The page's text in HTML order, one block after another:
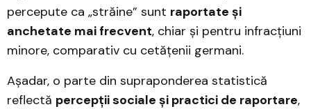
percepute ca „străine” sunt raportate și
anchetate mai frecvent, chiar și pentru infracțiuni
minore, comparativ cu cetățenii germani.
Așadar, o parte din supraponderea statistică
reflectă percepții sociale și practici de raportare,